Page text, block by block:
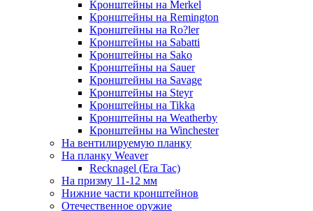
Кронштейны на Merkel
Кронштейны на Remington
Кронштейны на Ro?ler
Кронштейны на Sabatti
Кронштейны на Sako
Кронштейны на Sauer
Кронштейны на Savage
Кронштейны на Steyr
Кронштейны на Tikka
Кронштейны на Weatherby
Кронштейны на Winchester
На вентилируемую планку
На планку Weaver
Recknagel (Era Tac)
На призму 11-12 мм
Нижние части кронштейнов
Отечественное оружие